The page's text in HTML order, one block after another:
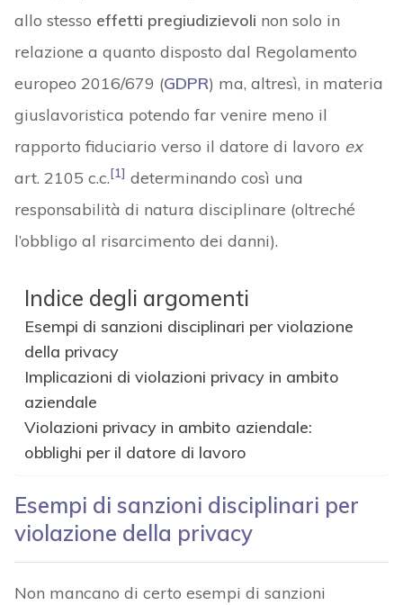
allo stesso effetti pregiudizievoli non solo in
relazione a quanto disposto dal Regolamento
europeo 2016/679 (GDPR) ma, altresì, in materia
giuslavoristica potendo far venire meno il
rapporto fiduciario verso il datore di lavoro ex
art. 2105 c.c.[1] determinando così una
responsabilità di natura disciplinare (oltreché
l’obbligo al risarcimento dei danni).
Indice degli argomenti
Esempi di sanzioni disciplinari per violazione
della privacy
Implicazioni di violazioni privacy in ambito
aziendale
Violazioni privacy in ambito aziendale:
obblighi per il datore di lavoro
Esempi di sanzioni disciplinari per
violazione della privacy
Non mancano di certo esempi di sanzioni